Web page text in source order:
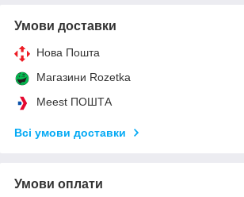
Умови доставки
Нова Пошта
Магазини Rozetka
Meest ПОШТА
Всі умови доставки
Умови оплати